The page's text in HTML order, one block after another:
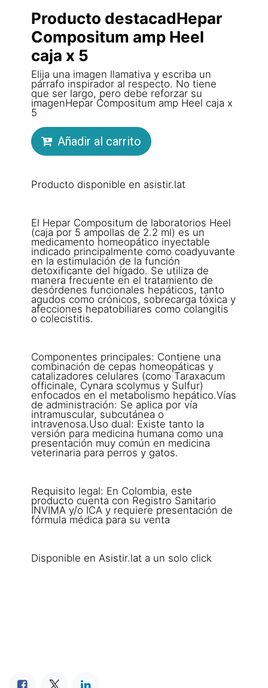
Producto destacadHepar
Compositum amp Heel
caja x 5
Elija una imagen llamativa y escriba un
párrafo inspirador al respecto. No tiene
que ser largo, pero debe reforzar su
imagenHepar Compositum amp Heel caja x
5
Añadir al carrito
Producto disponible en asistir.lat
El Hepar Compositum de laboratorios Heel
(caja por 5 ampollas de 2.2 ml) es un
medicamento homeopático inyectable
indicado principalmente como coadyuvante
en la estimulación de la función
detoxificante del hígado. Se utiliza de
manera frecuente en el tratamiento de
desórdenes funcionales hepáticos, tanto
agudos como crónicos, sobrecarga tóxica y
afecciones hepatobiliares como colangitis
o colecistitis.
Componentes principales: Contiene una
combinación de cepas homeopáticas y
catalizadores celulares (como Taraxacum
officinale, Cynara scolymus y Sulfur)
enfocados en el metabolismo hepático.Vías
de administración: Se aplica por vía
intramuscular, subcutánea o
intravenosa.Uso dual: Existe tanto la
versión para medicina humana como una
presentación muy común en medicina
veterinaria para perros y gatos.
Requisito legal: En Colombia, este
producto cuenta con Registro Sanitario
INVIMA y/o ICA y requiere presentación de
fórmula médica para su venta
Disponible en Asistir.lat a un solo click